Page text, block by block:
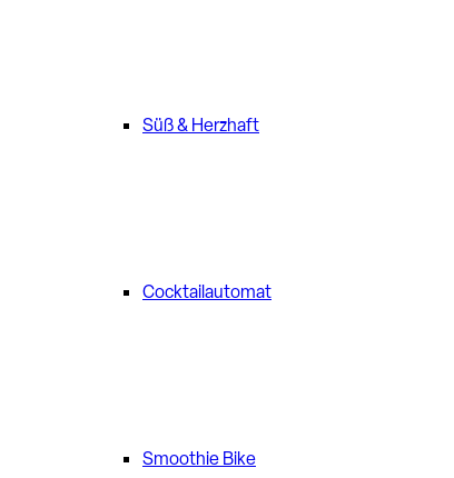
Süß & Herzhaft
Cocktailautomat
Smoothie Bike